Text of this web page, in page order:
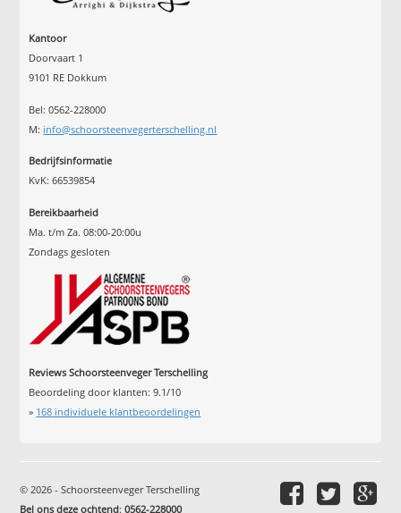
Kantoor
Doorvaart 1
9101 RE Dokkum
Bel: 0562-228000
M: info@schoorsteenvegerterschelling.nl
Bedrijfsinformatie
KvK: 66539854
Bereikbaarheid
Ma. t/m Za. 08:00-20:00u
Zondags gesloten
Reviews Schoorsteenveger Terschelling
Beoordeling door klanten:9.1/10
» 168 individuele klantbeoordelingen
© 2026 - Schoorsteenveger Terschelling
Bel ons deze ochtend:0562-228000